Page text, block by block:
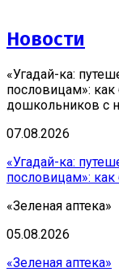
Новости
«Угадай-ка:
пословицам»:
дошкольников с
07.08.2026
«Угадай-ка:
пословицам»: как
«Зеленая аптека»
05.08.2026
«Зеленая аптека»